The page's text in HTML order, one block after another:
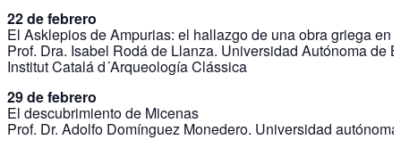
22 de febrero
El Asklepios de Ampurias: el hallazgo de una obra griega en
Prof. Dra. Isabel Rodá de Llanza. Universidad Autónoma de
Institut Catalá d´Arqueología Clássica
29 de febrero
El descubrimiento de Micenas
Prof. Dr. Adolfo Domínguez Monedero. Universidad